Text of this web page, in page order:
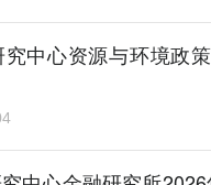
究中心资源与环境政